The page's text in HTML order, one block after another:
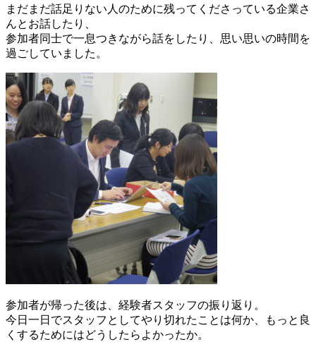
まだまだ話足りない人のために残ってくださっている企業さ
んとお話したり、
参加者同士で一息つきながら話をしたり、思い思いの時間を
過ごしていました。
参加者が帰った後は、経験者スタッフの振り返り。
今日一日でスタッフとしてやり切れたことは何か、もっと良
くするためにはどうしたらよかったか。